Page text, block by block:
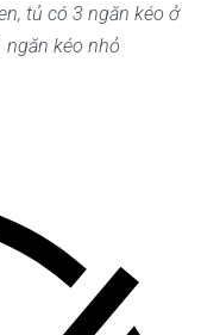
tủ có 3 ngăn kéo ở
ngăn kéo nhỏ